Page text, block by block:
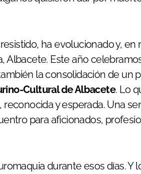
ha evolucionado y, en
Albacete. Este año
la consolidación de un
Cultural de Albacete. Lo
y esperada. Una
para aficionados,
durante esos días. Y